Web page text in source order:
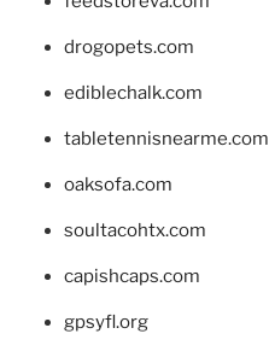
drogopets.com
ediblechalk.com
tabletennisnearme.com
oaksofa.com
soultacohtx.com
capishcaps.com
gpsyfl.org